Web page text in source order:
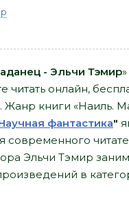
- Эльчи Тэмир
читать онлайн,
Жанр книги «Наиль.
фантастика"
Эльчи Тэмир
в